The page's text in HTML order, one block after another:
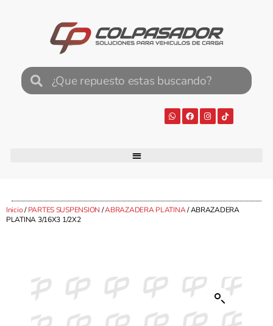
Inicio/PARTES SUSPENSION /ABRAZADERA PLATINA/ ABRAZADERA
PLATINA 3/16X3 1/2X2